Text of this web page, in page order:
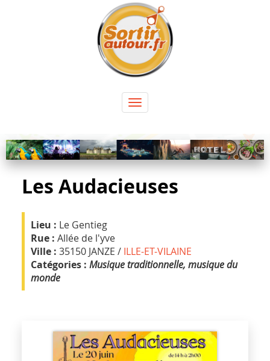
Toggle
navigation
Les Audacieuses
Lieu : Le Gentieg
Rue : Allée de l'yve
Ville : 35150 JANZE / ILLE-ET-VILAINE
Catégories : Musique traditionnelle, musique du
monde
Panneau de gestion des cookies